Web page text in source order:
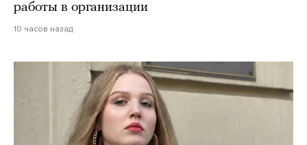
работы в организации
10 часов назад